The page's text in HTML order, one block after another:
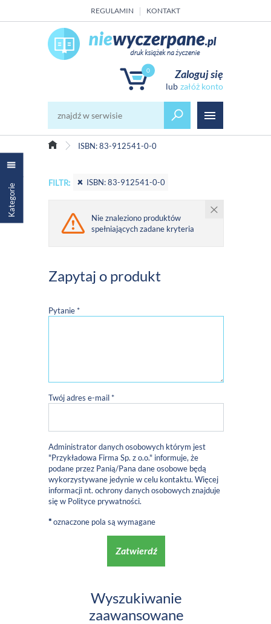
REGULAMIN KONTAKT
0 Zaloguj się
załóż konto
ISBN: 83-912541-0-0
Kategorie FILTR: ISBN: 83-912541-0-0
Nie znaleziono produktów
spełniających zadane kryteria
Zapytaj o produkt
Pytanie *
Twój adres e-mail *
Administrator danych osobowych którym jest
"Przykładowa Firma Sp. z o.o." informuje, że
podane przez Panią/Pana dane osobowe będą
wykorzystywane jedynie w celu kontaktu. Więcej
informacji nt. ochrony danych osobowych znajduje
się w Polityce prywatności.
*oznaczone pola są wymagane
Zatwierdź
Wyszukiwanie
zaawansowane